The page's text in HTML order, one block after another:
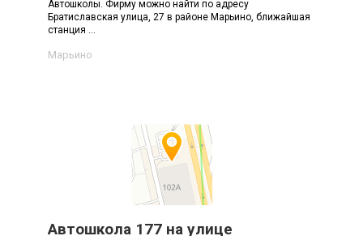
Автошколы. Фирму можно найти по адресу
Братиславская улица, 27 в районе Марьино, ближайшая
станция ...
Марьино
Автошкола 177 на улице